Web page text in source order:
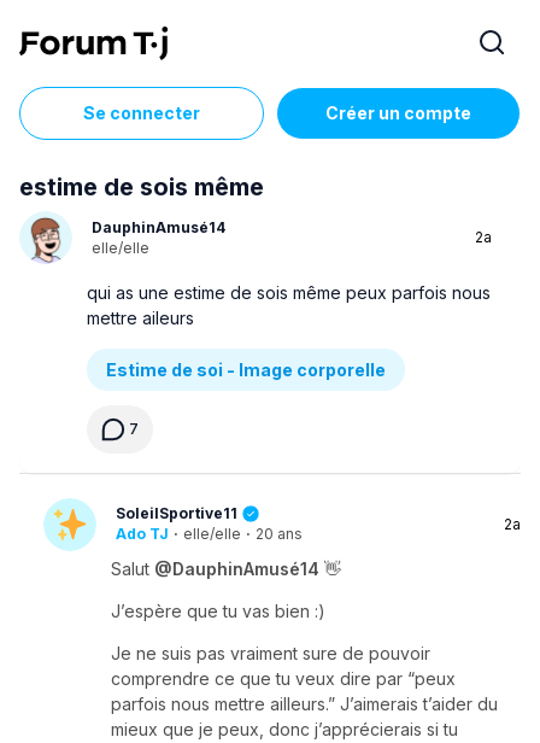
Se connecter Créer un compte
estime de sois même
DauphinAmusé14
elle/elle
2a
qui as une estime de sois même peux parfois nous
mettre aileurs
Estime de soi - Image corporelle
7
SoleilSportive11
Ado TJ · elle/elle · 20 ans
2a
Salut @DauphinAmusé14 👋
J’espère que tu vas bien :)
Je ne suis pas vraiment sure de pouvoir
comprendre ce que tu veux dire par “peux
parfois nous mettre ailleurs.” J’aimerais t’aider du
mieux que je peux, donc j’apprécierais si tu